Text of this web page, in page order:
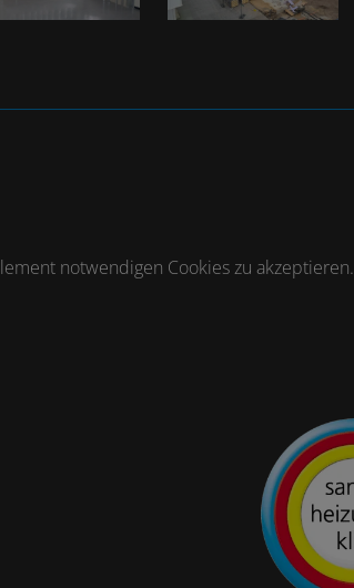
notwendigen Cookies zu akzeptieren.